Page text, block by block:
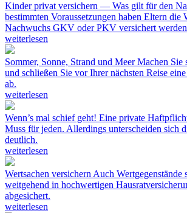
Kinder privat versichern — Was gilt für den
bestimmten Voraussetzungen haben Eltern die
Nachwuchs GKV oder PKV versichert
weiterlesen
Sommer, Sonne, Strand und MeerMachen Sie
und schließen Sie vor Ihrer nächsten Reise
ab.
weiterlesen
Wenn’s mal schief geht! Eine private
Muss für jeden. Allerdings unterscheiden sich
deutlich.
weiterlesen
Wertsachen versichern Auch Wertgegenstände
weitgehend in hochwertigen
abgesichert.
weiterlesen